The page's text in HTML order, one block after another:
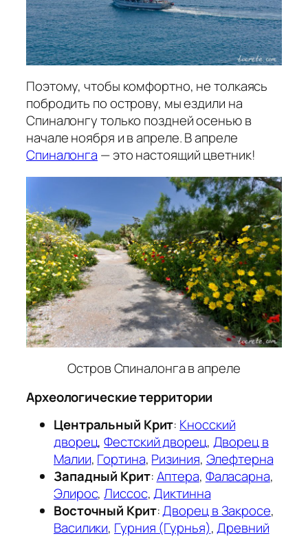
Поэтому, чтобы комфортно, не толкаясь
побродить по острову, мы ездили на
Спиналонгу только поздней осенью в
начале ноября и в апреле. В апреле
Спиналонга — это настоящий цветник!
Остров Спиналонга в апреле
Археологические территории
Центральный Крит: Кносский
дворец,Фестский дворец, Дворец в
Малии, Гортина, Ризиния, Элефтерна
Западный Крит:Аптера, Фаласарна,
Элирос,Лиссос,Диктинна
Восточный Крит:Дворец в Закросе,
Василики, Гурния (Гурнья),Древний